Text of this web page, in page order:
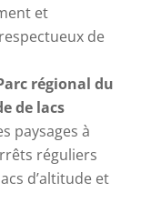
et
de
régional du
de lacs
paysages à
réguliers
d’altitude et